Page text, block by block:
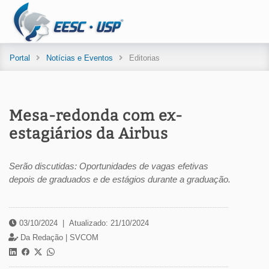
Portal Notícias e Eventos Editorias
Mesa-redonda com ex-
estagiários da Airbus
Serão discutidas: Oportunidades de vagas efetivas
depois de graduados e de estágios durante a graduação.
03/10/2024
Atualizado: 21/10/2024
Da Redação | SVCOM